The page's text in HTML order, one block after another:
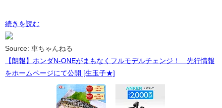
続きを読む
Source: 車ちゃんねる
【朗報】ホンダN-ONEがまもなくフルモデルチェンジ！ 先行情報
をホームページにて公開 [生玉子★]